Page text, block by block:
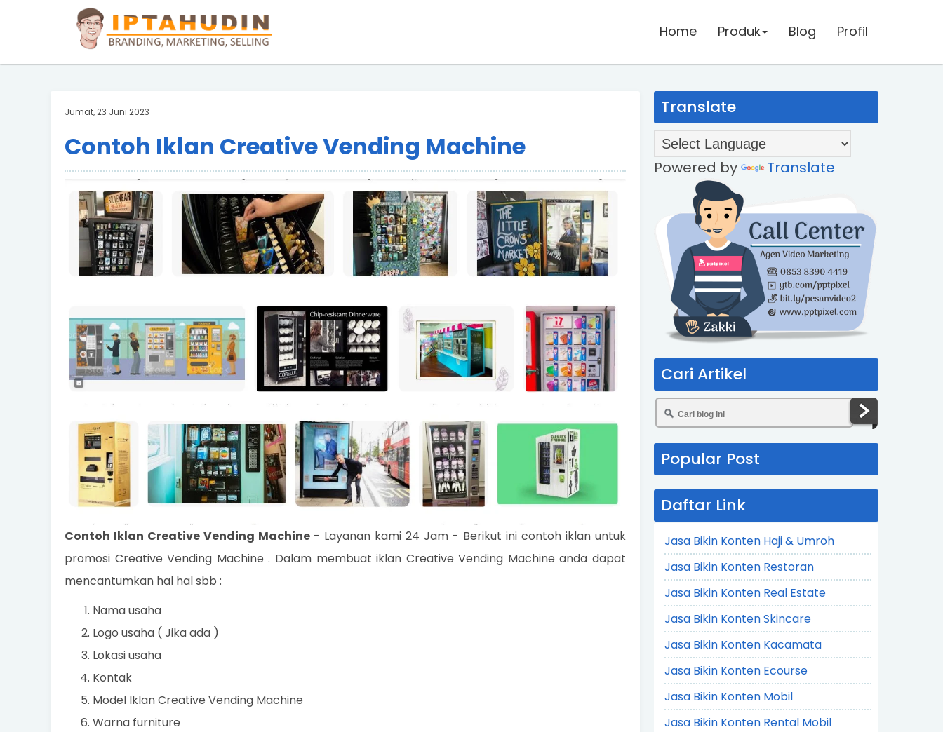
BARAND ANDA
Deskripsi Singkat Saja
Home Produk Blog Profil
Home Produk Blog Profil
Jumat, 23 Juni 2023
Contoh Iklan Creative Vending Machine
Contoh Iklan Creative Vending Machine - Layanan kami 24 Jam - Berikut ini contoh iklan untuk
promosi Creative Vending Machine . Dalam membuat iklan Creative Vending Machine anda dapat
mencantumkan hal hal sbb :
Nama usaha
Logo usaha ( Jika ada )
Lokasi usaha
Kontak
Model Iklan Creative Vending Machine
Warna furniture
Translate
Powered by Translate
Cari Artikel
Popular Post
Daftar Link
Jasa Bikin Konten Haji & Umroh
Jasa Bikin Konten Restoran
Jasa Bikin Konten Real Estate
Jasa Bikin Konten Skincare
Jasa Bikin Konten Kacamata
Jasa Bikin Konten Ecourse
Jasa Bikin Konten Mobil
Jasa Bikin Konten Rental Mobil